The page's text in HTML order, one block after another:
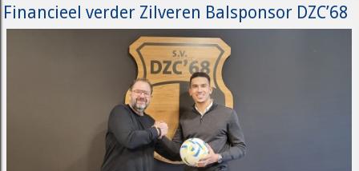
Financieel verder Zilveren Balsponsor DZC’68